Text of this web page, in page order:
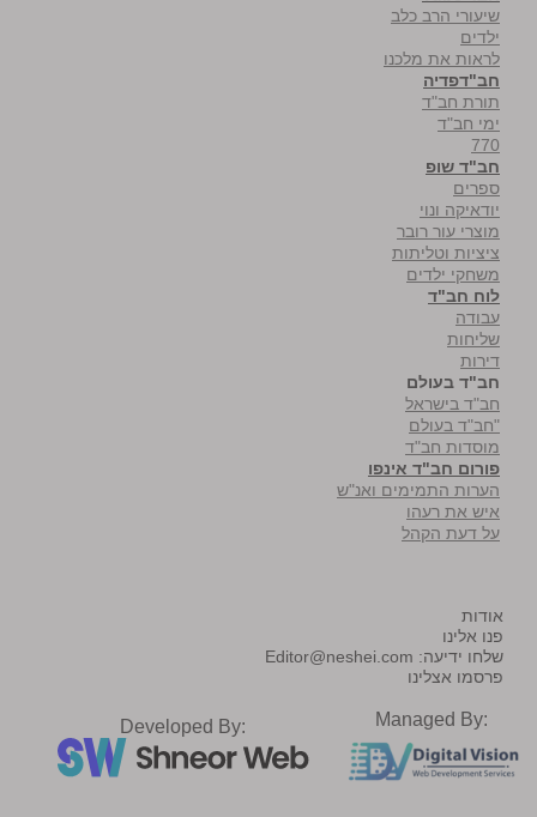
שיעורי הרב כלב
ילדים
לראות את מלכנו
חב"דפדיה
תורת חב"ד
ימי חב"ד
770
חב"ד שופ
ספרים
יודאיקה ונוי
מוצרי עור רובר
ציציות וטליתות
משחקי ילדים
לוח חב"ד
עבודה
שליחות
דירות
חב"ד בעולם
חב"ד בישראל
"חב"ד בעולם
מוסדות חב"ד
פורום חב"ד אינפו
הערות התמימים ואנ"ש
איש את רעהו
על דעת הקהל
אודות
פנו אלינו
שלחו ידיעה: Editor@neshei.com
פרסמו אצלינו
Developed By: Managed By: